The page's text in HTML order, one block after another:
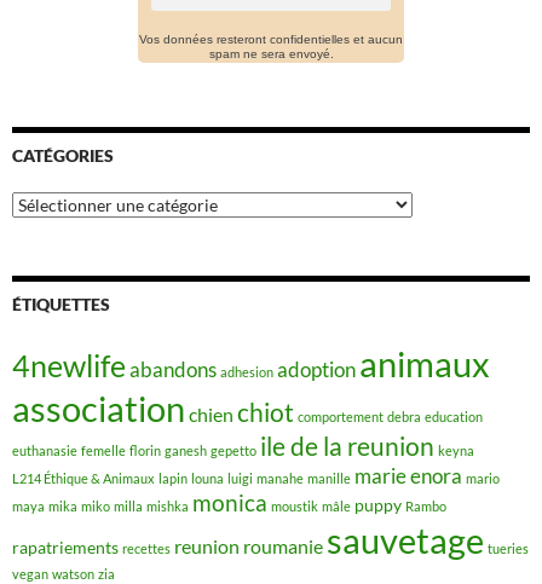
Vos données resteront confidentielles et aucun
spam ne sera envoyé.
CATÉGORIES
Catégories
ÉTIQUETTES
4newlifeabandons adhesion adoptionanimaux
association chien chiot comportement debra education
euthanasie femelle florin ganesh gepetto ile de la reunion keyna
L214 Éthique & Animaux lapin louna luigi manahe manille marie enora mario
maya mika miko milla mishka monica moustik mâle puppy Rambo
rapatriements recettes reunion roumanie sauvetage tueries
vegan watson zia